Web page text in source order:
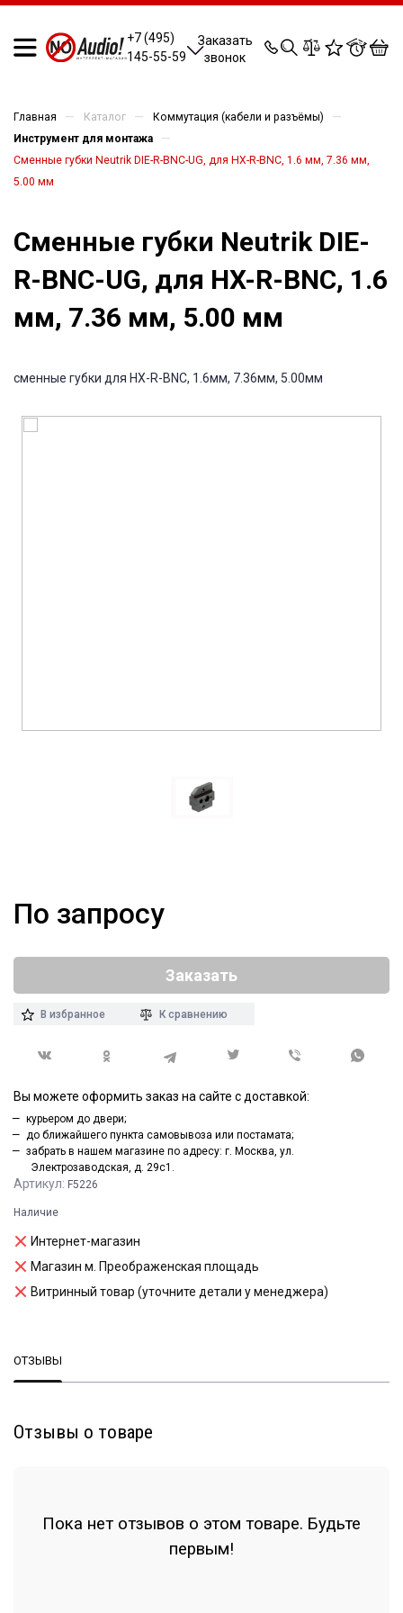
+7 (495)
145-55-59
Заказать
звонок
0 0 0 0
Главная — Каталог — Коммутация (кабели и разъёмы) —
Инструмент для монтажа —
Сменные губки Neutrik DIE-R-BNC-UG, для HX-R-BNC, 1.6 мм, 7.36 мм,
5.00 мм
Сменные губки Neutrik DIE-
R-BNC-UG, для HX-R-BNC, 1.6
мм, 7.36 мм, 5.00 мм
cменные губки для HX-R-BNC, 1.6мм, 7.36мм, 5.00мм
Артикул: F5226
Наличие
Интернет-магазин
Магазин м. Преображенская площадь
Витринный товар (уточните детали у менеджера)
По запросу
Заказать
В избранное К сравнению
Вы можете оформить заказ на сайте с доставкой:
курьером до двери;
до ближайшего пункта самовывоза или постамата;
забрать в нашем магазине по адресу: г. Москва, ул.
Электрозаводская, д. 29с1.
ОТЗЫВЫ
Отзывы о товаре
Пока нет отзывов о этом товаре. Будьте
первым!